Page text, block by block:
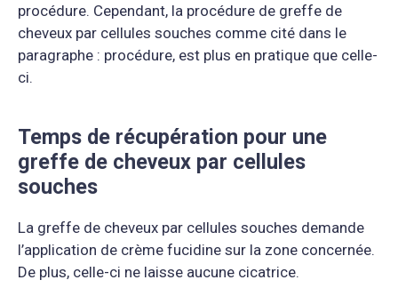
procédure. Cependant, la procédure de greffe de
cheveux par cellules souches comme cité dans le
paragraphe : procédure, est plus en pratique que celle-
ci.
Temps de récupération pour une
greffe de cheveux par cellules
souches
La greffe de cheveux par cellules souches demande
l’application de crème fucidine sur la zone concernée.
De plus, celle-ci ne laisse aucune cicatrice.